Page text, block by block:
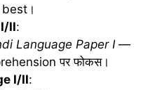
II:
Language Paper I—
पर फोकस।
I/II: